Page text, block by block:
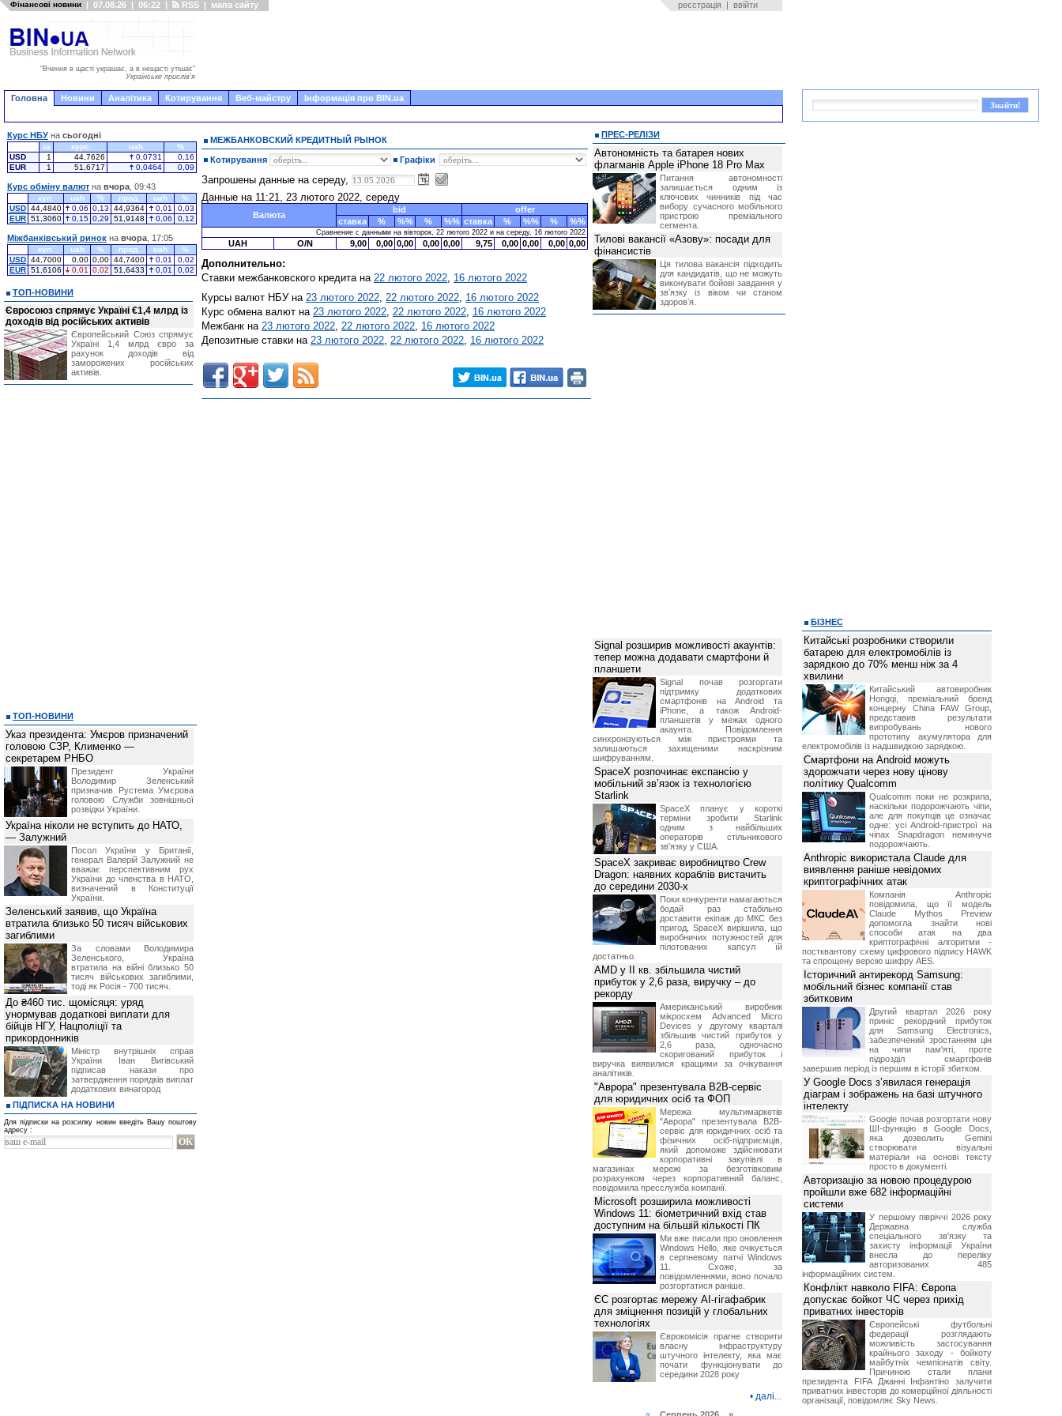
Фінансові новини | 07.08.26 | 06:22 | RSS | мапа сайту реєстрація | ввійти
"Вчення в щасті украшає, а в нещасті утішає"
Українське прислів'я
Головна Новини Аналітика Котирування Веб-майстру Інформація про BIN.ua
МЕЖБАНКОВСКИЙ КРЕДИТНЫЙ РЫНОК
Котирування Графіки
Запрошены данные на середу,
Данные на 11:21, 23 лютого 2022, середу
Валюта
bid
offer
ставка
% %% % %% ставка % %% % %%
Сравнение с данными на вівторок, 22 лютого 2022 и на середу, 16 лютого 2022
UAH O/N 9,00 0,00 0,00 0,00 0,00 9,75 0,00 0,00 0,00 0,00
Дополнительно:
Ставки межбанковского кредита на 22 лютого 2022, 16 лютого 2022
Курсы валют НБУ на 23 лютого 2022, 22 лютого 2022, 16 лютого 2022
Курс обмена валют на 23 лютого 2022, 22 лютого 2022, 16 лютого 2022
Межбанк на 23 лютого 2022, 22 лютого 2022, 16 лютого 2022
Депозитные ставки на 23 лютого 2022, 22 лютого 2022, 16 лютого 2022
Курс НБУ на сьогодні
за курс uah
%
USD
1 44,7626 0,0731
0,16
EUR
1 51,6717 0,0464 0,09
Курс обміну валют на вчора , 09:43
куп. uah % прод. uah
%
USD 44,4840 0,06 0,13 44,9364 0,01
0,03
EUR 51,3060 0,15 0,29 51,9148 0,06 0,12
Міжбанківський ринок на вчора , 17:05
куп. uah % прод. uah
%
USD 44,7000 0,00 0,00 44,7400 0,01
0,02
EUR 51,6106 0,01 0,02 51,6433 0,01 0,02
ТОП-НОВИНИ
Євросоюз спрямує Україні €1,4 млрд із
доходів від російських активів
Європейський Союз спрямує
Україні 1,4 млрд євро за
рахунок доходів від
заморожених російських
активів.
ТОП-НОВИНИ
Указ президента: Умєров призначений
головою СЗР, Клименко —
секретарем РНБО
Президент України
Володимир Зеленський
призначив Pустема Умєрова
головою Служби зовнішньої
розвідки України.
Україна ніколи не вступить до НАТО,
— Залужний
Посол України у Британії,
генерал Валерій Залужний не
вважає перспективним рух
України до членства в НАТО,
визначений в Конституції
України.
Зеленський заявив, що Україна
втратила близько 50 тисяч військових
загиблими
За словами Володимира
Зеленського, Україна
втратила на війні близько 50
тисяч військових загиблими,
тоді як Росія - 700 тисяч.
До ₴460 тис. щомісяця: уряд
унормував додаткові виплати для
бійців НГУ, Нацполіції та
прикордонників
Міністр внутрішніх справ
України Іван Вигівський
підписав накази про
затвердження порядків виплат
додаткових винагород
ПІДПИСКА НА НОВИНИ
Для підписки на розсилку новин введіть Вашу поштову
адресу :
ПРЕС-РЕЛІЗИ
Автономність та батарея нових
флагманів Apple iPhone 18 Pro Max
Питання автономності
залишається одним із
ключових чинників під час
вибору сучасного мобільного
пристрою преміального
сегмента.
Тилові вакансії «Азову»: посади для
фінансистів
Ця тилова вакансія підходить
для кандидатів, що не можуть
виконувати бойові завдання у
звʼязку із віком чи станом
здоровʼя.
Signal розширив можливості акаунтів:
тепер можна додавати смартфони й
планшети
Signal почав розгортати
підтримку додаткових
смартфонів на Android та
iPhone, а також Android-
планшетів у межах одного
акаунта. Повідомлення
синхронізуються між пристроями та
залишаються захищеними наскрізним
шифруванням.
SpaceX розпочинає експансію у
мобільний зв’язок із технологією
Starlink
SpaceX планує у короткі
терміни зробити Starlink
одним з найбільших
операторів стільникового
зв'язку у США.
SpaceX закриває виробництво Crew
Dragon: наявних кораблів вистачить
до середини 2030-х
Поки конкуренти намагаються
бодай раз стабільно
доставити екіпаж до МКС без
пригод, SpaceX вирішила, що
виробничих потужностей для
пілотованих капсул їй
достатньо.
AMD у II кв. збільшила чистий
прибуток у 2,6 раза, виручку – до
рекорду
Американський виробник
мікросхем Advanced Micro
Devices у другому кварталі
збільшив чистий прибуток у
2,6 раза, одночасно
скоригований прибуток і
виручка виявилися кращими за очікування
аналітиків.
"Аврора" презентувала B2B-сервіс
для юридичних осіб та ФОП
Мережа мультимаркетів
"Аврора" презентувала B2B-
сервіс для юридичних осіб та
фізичних осіб-підприємців,
який допоможе здійснювати
корпоративні закупівлі в
магазинах мережі за безготівковим
розрахунком через корпоративний баланс,
повідомила пресслужба компанії.
Microsoft розширила можливості
Windows 11: біометричний вхід став
доступним на більшій кількості ПК
Ми вже писали про оновлення
Windows Hello, яке очікується
в серпневому патчі Windows
11. Схоже, за
повідомленнями, воно почало
розгортатися раніше.
ЄС розгортає мережу AI-гігафабрик
для зміцнення позицій у глобальних
технологіях
Єврокомісія прагне створити
власну інфраструктуру
штучного інтелекту, яка має
почати функціонувати до
середини 2028 року
• далі...
БІЗНЕС
Китайські розробники створили
батарею для електромобілів із
зарядкою до 70% менш ніж за 4
хвилини
Китайський автовиробник
Hongqi, преміальний бренд
концерну China FAW Group,
представив результати
випробувань нового
прототипу акумулятора для
електромобілів із надшвидкою зарядкою.
Смартфони на Android можуть
здорожчати через нову цінову
політику Qualcomm
Qualcomm поки не розкрила,
наскільки подорожчають чіпи,
але для покупців це означає
одне: усі Android-пристрої на
чіпах Snapdragon неминуче
подорожчають.
Anthropic використала Claude для
виявлення раніше невідомих
криптографічних атак
Компанія Anthropic
повідомила, що її модель
Claude Mythos Preview
допомогла знайти нові
способи атак на два
криптографічні алгоритми -
постквантову схему цифрового підпису HAWK
та спрощену версію шифру AES.
Історичний антирекорд Samsung:
мобільний бізнес компанії став
збитковим
Другий квартал 2026 року
приніс рекордний прибуток
для Samsung Electronics,
забезпечений зростанням цін
на чипи пам'яті, проте
підрозділ смартфонів
завершив період із першим в історії збитком.
У Google Docs з’явилася генерація
діаграм і зображень на базі штучного
інтелекту
Google почав розгортати нову
ШІ-функцію в Google Docs,
яка дозволить Gemini
створювати візуальні
матеріали на основі тексту
просто в документі.
Авторизацію за новою процедурою
пройшли вже 682 інформаційні
системи
У першому півріччі 2026 року
Державна служба
спеціального зв'язку та
захисту інформації України
внесла до переліку
авторизованих 485
інформаційних систем.
Конфлікт навколо FIFA: Європа
допускає бойкот ЧС через прихід
приватних інвесторів
Європейські футбольні
федерації розглядають
можливість застосування
крайнього заходу - бойкоту
майбутніх чемпіонатів світу.
Причиною стали плани
президента FIFA Джанні Інфантіно залучити
приватних інвесторів до комерційної діяльності
організації, повідомляє Sky News.